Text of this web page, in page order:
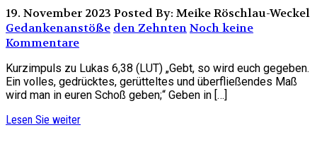
19. November 2023 Posted By: Meike Röschlau-Weckel
Gedankenanstöße den ZehntenNoch keine
Kommentare
Kurzimpuls zu Lukas 6,38 (LUT) „Gebt, so wird euch gegeben.
Ein volles, gedrücktes, gerütteltes und überfließendes Maß
wird man in euren Schoß geben;“ Geben in […]
Lesen Sie weiter